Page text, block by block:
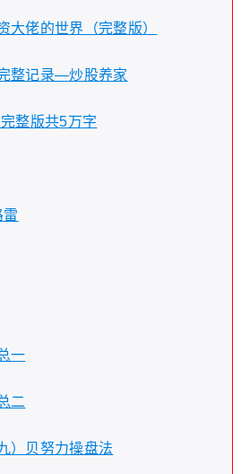
大佬的世界（完整版）
整记录—炒股养家
整版共5万字
雷
一
二
）贝努力操盘法